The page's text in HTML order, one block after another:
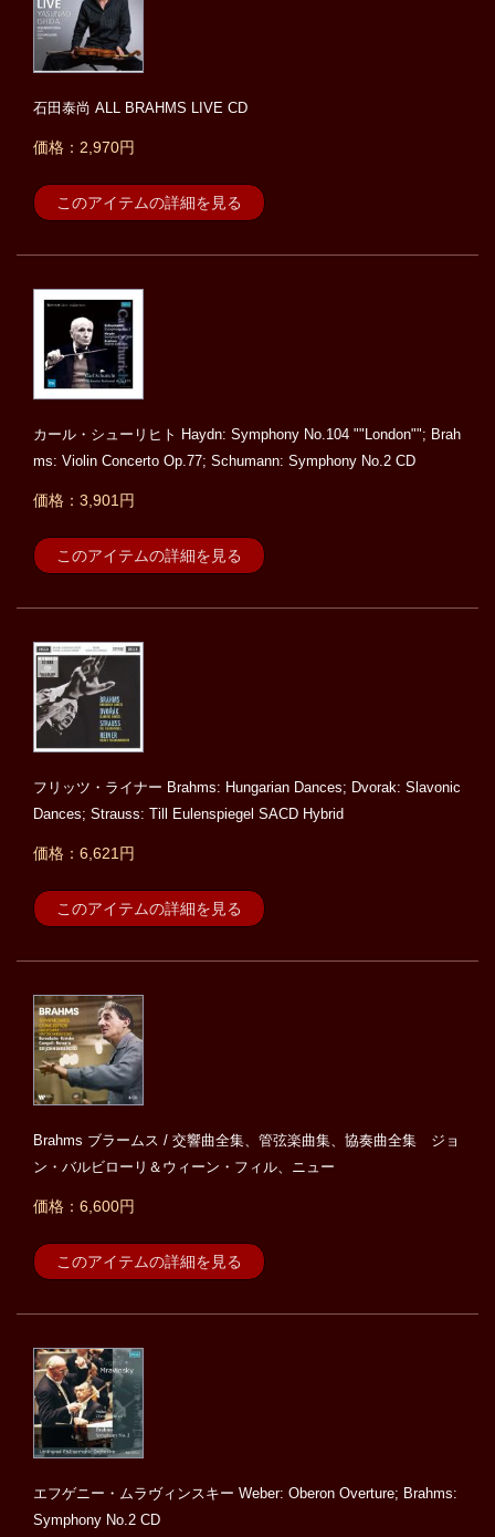
石田泰尚 ALL BRAHMS LIVE CD
価格：2,970円
このアイテムの詳細を見る
カール・シューリヒト Haydn: Symphony No.104 ""London""; Brah
ms: Violin Concerto Op.77; Schumann: Symphony No.2 CD
価格：3,901円
このアイテムの詳細を見る
フリッツ・ライナー Brahms: Hungarian Dances; Dvorak: Slavonic
Dances; Strauss: Till Eulenspiegel SACD Hybrid
価格：6,621円
このアイテムの詳細を見る
Brahms ブラームス / 交響曲全集、管弦楽曲集、協奏曲全集 ジョ
ン・バルビローリ＆ウィーン・フィル、ニュー
価格：6,600円
このアイテムの詳細を見る
エフゲニー・ムラヴィンスキー Weber: Oberon Overture; Brahms:
Symphony No.2 CD